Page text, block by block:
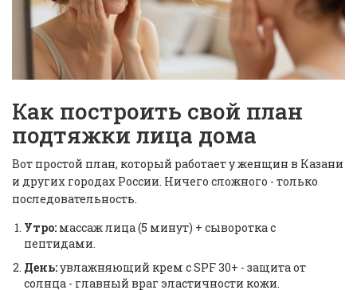
Как построить свой план
подтяжки лица дома
Вот простой план, который работает у женщин в Казани
и других городах России. Ничего сложного - только
последовательность.
Утро: массаж лица (5 минут) + сыворотка с
пептидами.
День:увлажняющий крем с SPF 30+ - защита от
солнца - главный враг эластичности кожи.